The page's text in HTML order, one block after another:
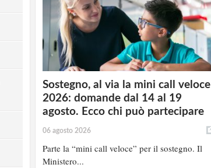
Sostegno, al via la mini call veloce
2026: domande dal 14 al 19
agosto. Ecco chi può partecipare
06 agosto 2026
Parte la “mini call veloce” per il sostegno. Il
Ministero...